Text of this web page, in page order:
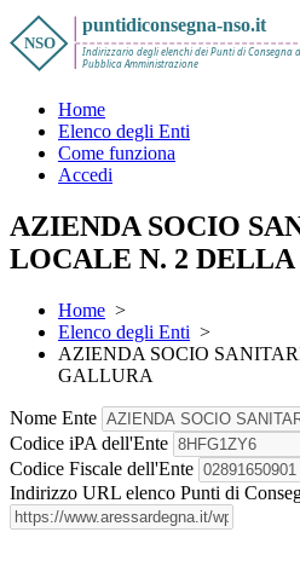
Home
Elenco degli Enti
Come funziona
Accedi
AZIENDA SOCIO
LOCALE N. 2
Home >
Elenco degli Enti >
AZIENDA SOCIO
GALLURA
Nome Ente
Codice iPA dell'Ente
Codice Fiscale dell'Ente
Indirizzo URL elenco Punti di